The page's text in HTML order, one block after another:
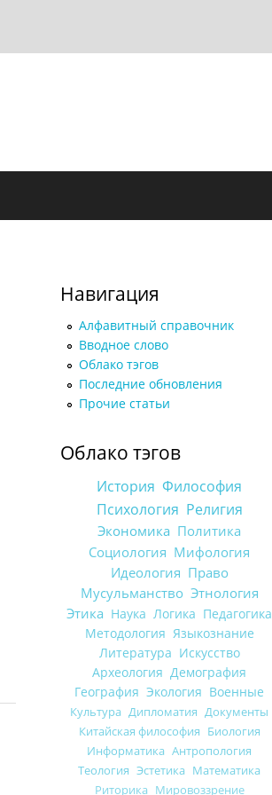
Навигация
Алфавитный справочник
Вводное слово
Облако тэгов
Последние обновления
Прочие статьи
Облако тэгов
История Философия
Психология Религия
Экономика Политика
Социология Мифология
Идеология Право
Мусульманство Этнология
Этика Наука Логика Педагогика
Методология Языкознание
Литература Искусство
Археология Демография
География Экология Военные
Культура Дипломатия Документы
Китайская философия Биология
Информатика Антропология
Теология Эстетика Математика
Риторика Мировоззрение